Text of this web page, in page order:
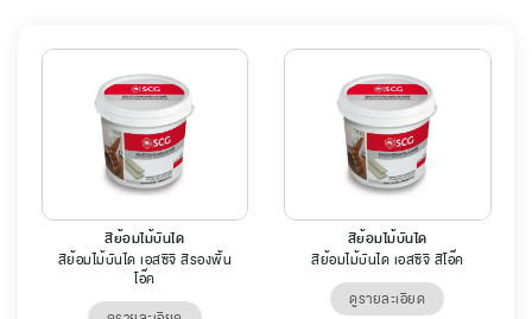
สีย้อมไม้บันได
สีย้อมไม้บันได เอสซีจี สีรองพื้น
โอ๊ค
สีย้อมไม้บันได
สีย้อมไม้บันได เอสซีจี สีโอ๊ค
ดูรายละเอียด